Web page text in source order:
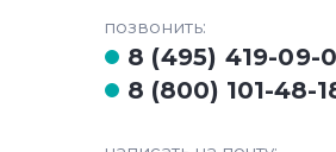
8 (800) 101-48-
8 (495) 419-09-
позвонить: